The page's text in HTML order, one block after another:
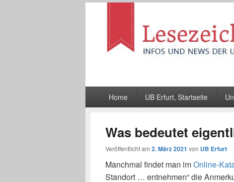
Lesezeichen
Infos und News der UB Erfurt
Home UB Erfurt, Startseite
Was bedeutet
Veröffentlicht am 2. März 2021 von UB Erfurt
Manchmal findet man imOnline-
Standort … entnehmen“ die